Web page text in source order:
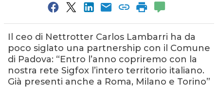
Il ceo di Nettrotter Carlos Lambarri ha da
poco siglato una partnership con il Comune
di Padova: “Entro l’anno copriremo con la
nostra rete Sigfox l’intero territorio italiano.
Già presenti anche a Roma, Milano e Torino”